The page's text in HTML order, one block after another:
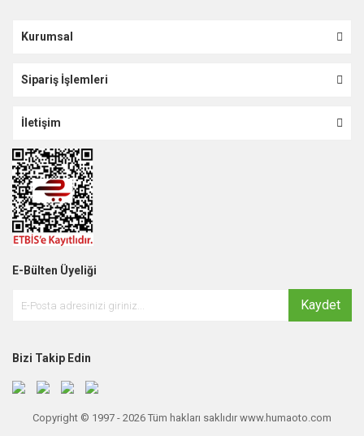
Kurumsal
Sipariş İşlemleri
İletişim
E-Bülten Üyeliği
Kaydet
Bizi Takip Edin
Copyright © 1997 - 2026 Tüm hakları saklıdır www.humaoto.com